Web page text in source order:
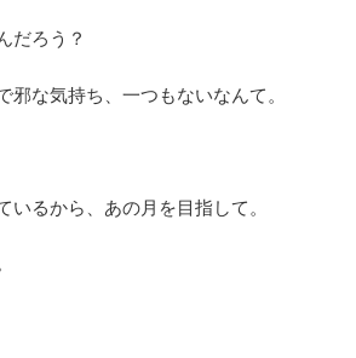
だろう？
邪な気持ち、一つもないなんて。
いるから、あの月を目指して。